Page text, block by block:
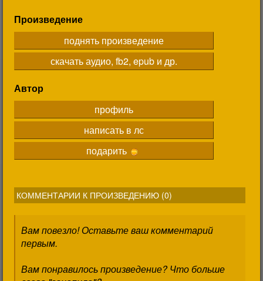
Произведение
поднять произведение
скачать аудио, fb2, epub и др.
Автор
профиль
написать в лс
подарить
КОММЕНТАРИИ К ПРОИЗВЕДЕНИЮ (0)
Вам повезло! Оставьте ваш комментарий
первым.
Вам понравилось произведение? Что больше